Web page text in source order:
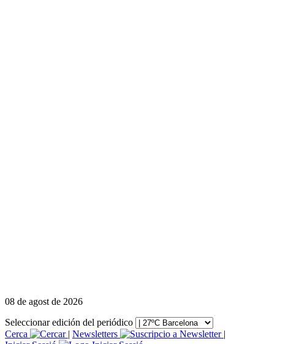
08 de agost de 2026
Seleccionar edición del periódico
Cerca
| Newsletters
|